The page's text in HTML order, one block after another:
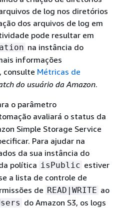
de log nos diretórios
dos arquivos de log em
pode resultar em
na instância do
informações
, consulte Métricas de
do usuário da Amazon.
o parâmetro
avaliará o status da
Simple Storage Service
Para ajudar na
da sua instância do
política isPublic estiver
a lista de controle de
de READ|WRITE ao
do Amazon S3, os logs